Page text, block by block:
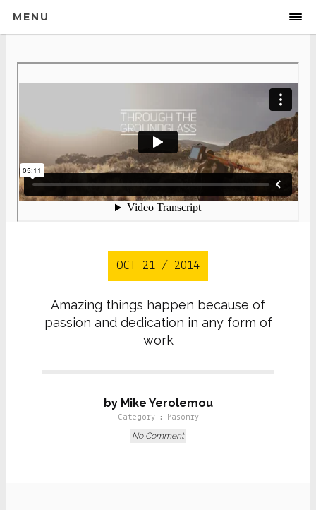
MENU
OCT 21 / 2014
Amazing things happen because of
passion and dedication in any form of
work
by Mike Yerolemou
Category : Masonry
No Comment